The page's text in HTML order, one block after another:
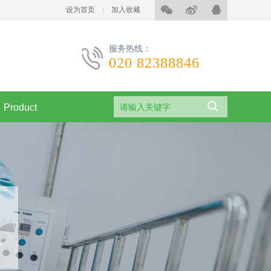
设为首页 加入收藏
服务热线：
020 82388846
Product